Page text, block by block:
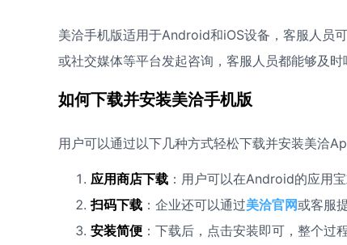
美洽手机版适用于Android和iOS设备，客服人员
或社交媒体等平台发起咨询，客服人员都能够及时
如何下载并安装美洽手机版
用户可以通过以下几种方式轻松下载并安装美洽
应用商店下载 ：用户可以在Android的应用
扫码下载 ：企业还可以通过美洽官网或客服
安装简便 ：下载后，点击安装即可，整个过